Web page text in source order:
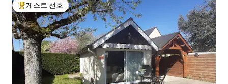
상위 게스트 선호
게스트 선호